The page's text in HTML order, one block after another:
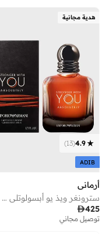
هدية مجانية
4.9
(
13
)
ADIB
أرماني
سترونغر ويذ يو أبسولوتلي 50 مل
425
توصيل مجاني